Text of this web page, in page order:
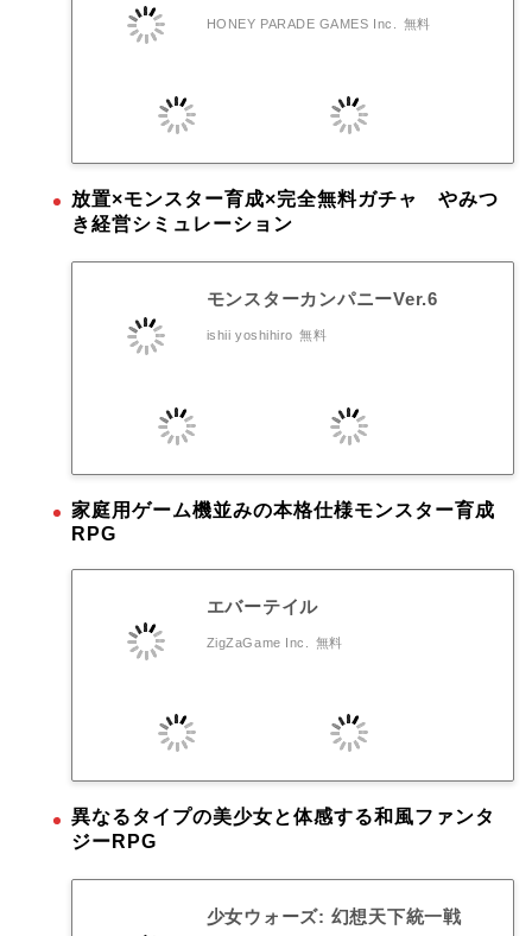
HONEY PARADE GAMES Inc. 無料
放置×モンスター育成×完全無料ガチャ やみつ
き経営シミュレーション
モンスターカンパニーVer.6
ishii yoshihiro 無料
家庭用ゲーム機並みの本格仕様モンスター育成
RPG
エバーテイル
ZigZaGame Inc. 無料
異なるタイプの美少女と体感する和風ファンタ
ジーRPG
少女ウォーズ: 幻想天下統一戦